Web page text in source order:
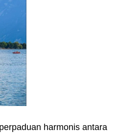
harmonis antara